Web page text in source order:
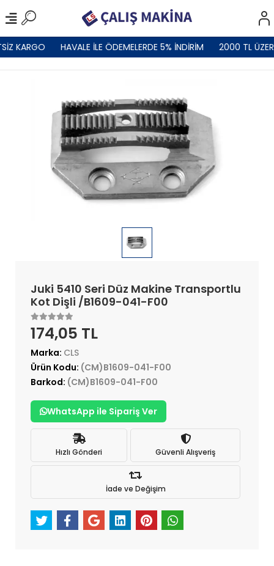
KARGO HAVALE İLE ÖDEMELERDE 5% İNDİRİM 2000 TL
Juki 5410 Seri Düz Makine Transportlu
Kot Dişli /B1609-041-F00
174,05 TL
Marka: CLS
Ürün Kodu: (CM)B1609-041-F00
Barkod: (CM)B1609-041-F00
WhatsApp ile Sipariş Ver
Hızlı Gönderi Güvenli Alışveriş
İade ve Değişim